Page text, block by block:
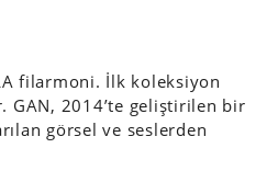
filarmoni. İlk koleksiyon
GAN, 2014’te geliştirilen bir
görsel ve seslerden